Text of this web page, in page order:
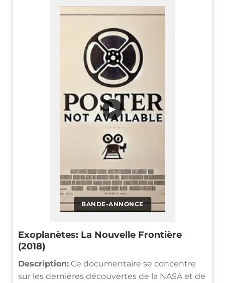
BANDE-ANNONCE
▶
Exoplanètes: La Nouvelle Frontière
(2018)
Description: Ce documentaire se concentre
sur les dernières découvertes de la NASA et de